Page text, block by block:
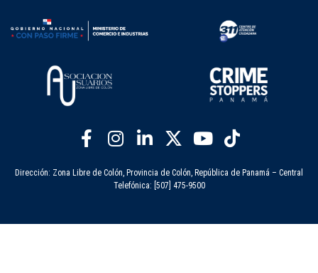
Dirección: Zona Libre de Colón, Provincia de Colón, República de Panamá – Central
Telefónica: [507] 475-9500